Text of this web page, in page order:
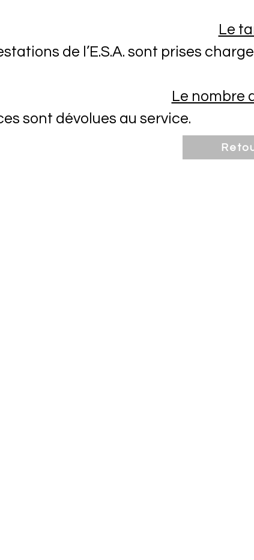
Le
de l’E.S.A. sont prises
Le nombre
sont dévolues au service.